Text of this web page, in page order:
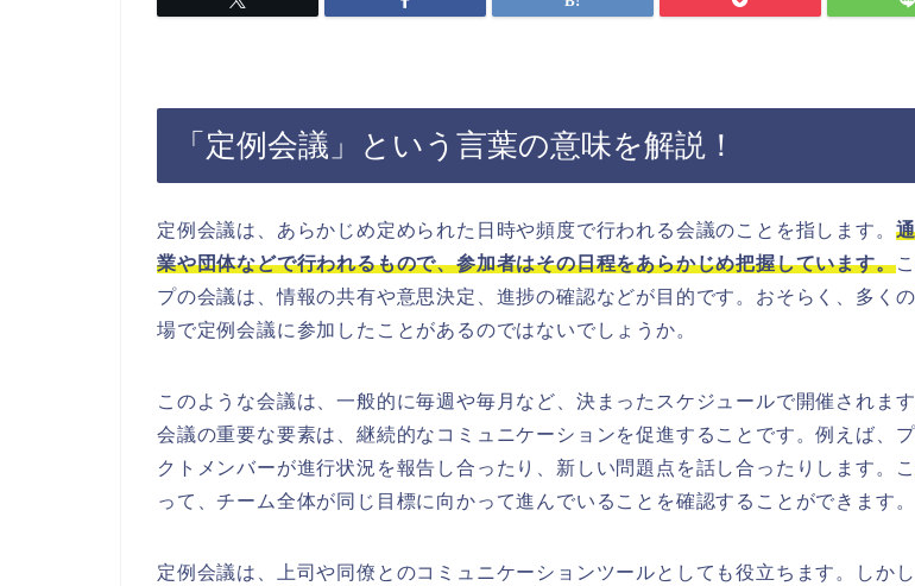
「定例会議」という言葉の意味を解説！
定例会議は、あらかじめ定められた日時や頻度で行われる会議のことを指します。
業や団体などで行われるもので、参加者はその日程をあらかじめ把握しています。
プの会議は、情報の共有や意思決定、進捗の確認などが目的です。おそらく、多く
場で定例会議に参加したことがあるのではないでしょうか。
このような会議は、一般的に毎週や毎月など、決まったスケジュールで開催されま
会議の重要な要素は、継続的なコミュニケーションを促進することです。例えば、
クトメンバーが進行状況を報告し合ったり、新しい問題点を話し合ったりします。
って、チーム全体が同じ目標に向かって進んでいることを確認することができます。
定例会議は、上司や同僚とのコミュニケーションツールとしても役立ちます。しかし